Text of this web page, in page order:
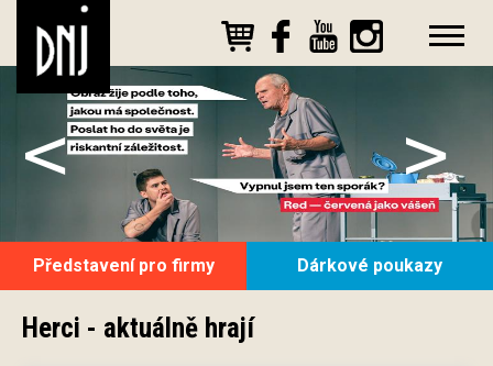
< >
Představení pro firmy Dárkové poukazy
Herci - aktuálně hrají